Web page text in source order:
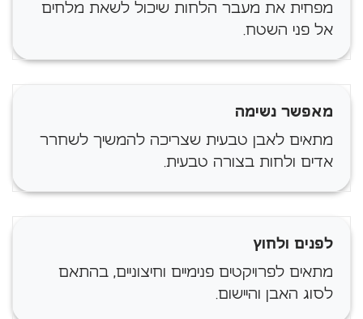
מפחית את מעבר הלחות שיכול לשאת מלחים
אל פני השטח.
מאפשר נשימה
מתאים לאבן טבעית שצריכה להמשיך לשחרר
אדים ולחות בצורה טבעית.
לפנים ולחוץ
מתאים לפרויקטים פנימיים וחיצוניים, בהתאם
לסוג האבן והיישום.